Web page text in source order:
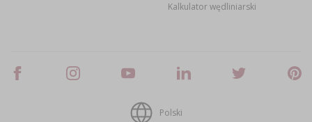
Kalkulator wędliniarski
Polski